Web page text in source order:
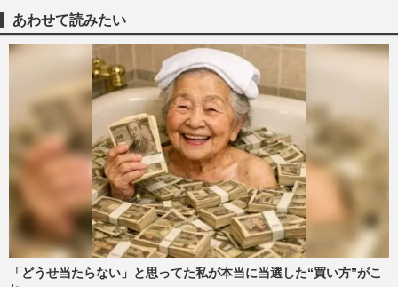
あわせて読みたい
「どうせ当たらない」と思ってた私が本当に当選した“買い方”がこ